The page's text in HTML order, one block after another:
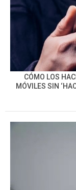
CÓMO LOS
MÓVILES SIN